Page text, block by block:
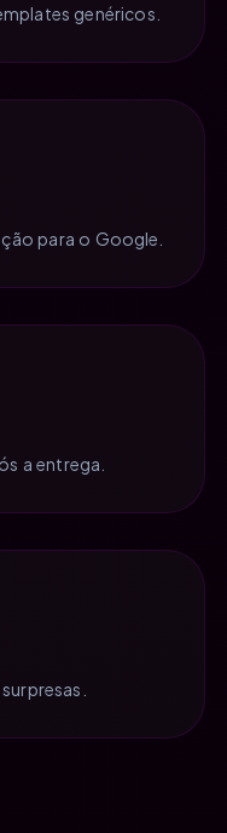
genéricos.
para o Google.
a entrega.